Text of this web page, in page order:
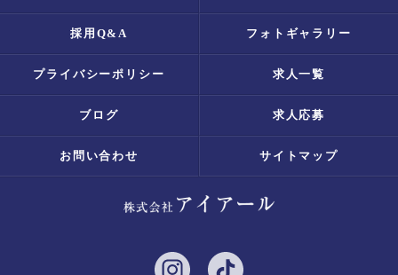
採用Q&A フォトギャラリー
プライバシーポリシー 求人一覧
ブログ 求人応募
お問い合わせ サイトマップ